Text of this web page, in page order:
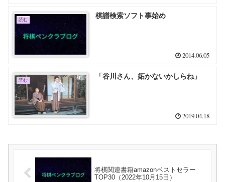
読む 棋譜検索ソフト事始め
2014.06.05
読む 「谷川さん、妬かないかしらね」
2019.04.18
将棋関連書籍amazonベストセラー
TOP30（2022年10月15日）